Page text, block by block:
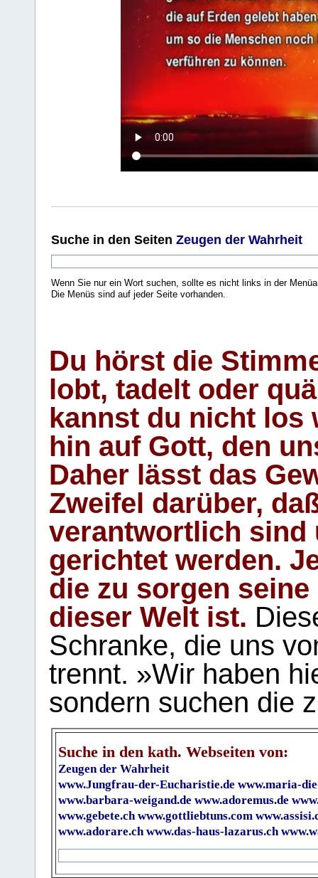
Suche in den Seiten Zeugen der Wahrheit
Wenn Sie nur ein Wort suchen, sollte es nicht links in der
Die Menüs sind auf jeder Seite vorhanden.
Du hörst die
lobt, tadelt oder
kannst du nicht los
hin auf Gott, den
Daher lässt das
Zweifel darüber,
verantwortlich sind
gerichtet werden.
die zu sorgen
dieser Welt ist.
Schranke, die uns
trennt. »Wir haben
sondern suchen die
Suche in den kath. Webseiten von:
Zeugen der Wahrheit
www.Jungfrau-der-Eucharistie.de www.maria-
www.barbara-weigand.de www.adoremus.de
www.gebete.ch www.gottliebtuns.com
www.adorare.ch www.das-haus-lazarus.ch